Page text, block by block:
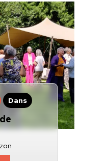
Dans
Cultuur op school
Over ons
Nieuwsbrief
Doneren